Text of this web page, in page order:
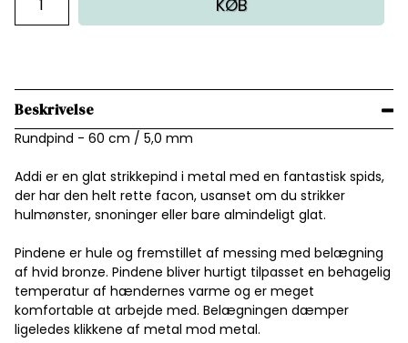
KØB
Beskrivelse
Rundpind - 60 cm / 5,0 mm
Addi er en glat strikkepind i metal med en fantastisk spids,
der har den helt rette facon, usanset om du strikker
hulmønster, snoninger eller bare almindeligt glat.
Pindene er hule og fremstillet af messing med belægning
af hvid bronze. Pindene bliver hurtigt tilpasset en behagelig
temperatur af hændernes varme og er meget
komfortable at arbejde med. Belægningen dæmper
ligeledes klikkene af metal mod metal.